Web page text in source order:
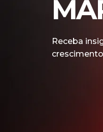
Receba